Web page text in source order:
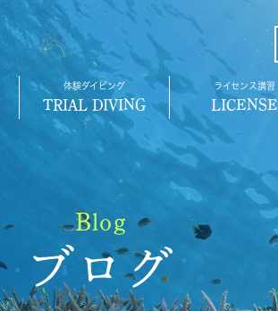
体験ダイビング
TRIAL DIVING
ライセンス講習
LICENSE
Blog
ブログ